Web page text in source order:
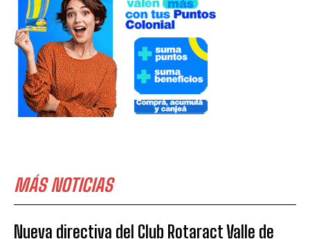
MÁS NOTICIAS
Nueva directiva del Club Rotaract Valle de